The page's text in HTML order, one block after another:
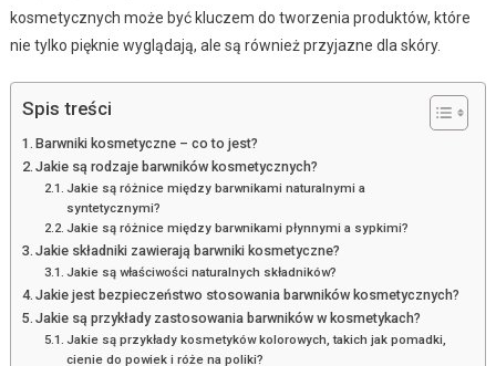
kosmetycznych może być kluczem do tworzenia produktów, które
nie tylko pięknie wyglądają, ale są również przyjazne dla skóry.
Spis treści
Barwniki kosmetyczne – co to jest?
Jakie są rodzaje barwników kosmetycznych?
Jakie są różnice między barwnikami naturalnymi a
syntetycznymi?
Jakie są różnice między barwnikami płynnymi a sypkimi?
Jakie składniki zawierają barwniki kosmetyczne?
Jakie są właściwości naturalnych składników?
Jakie jest bezpieczeństwo stosowania barwników kosmetycznych?
Jakie są przykłady zastosowania barwników w kosmetykach?
Jakie są przykłady kosmetyków kolorowych, takich jak pomadki,
cienie do powiek i róże na poliki?